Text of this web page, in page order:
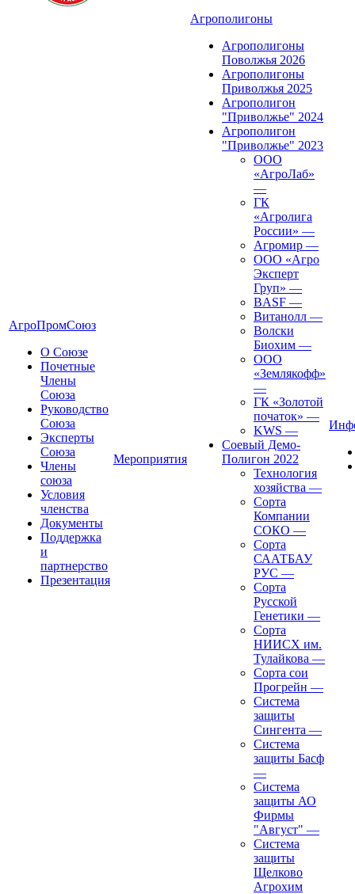
АгроПромСоюз
О Союзе
Почетные
Члены
Союза
Руководство
Союза
Эксперты
Союза
Члены
союза
Условия
членства
Документы
Поддержка
и
партнерство
Презентация
Мероприятия
Агрополигоны
Агрополигоны
Поволжья 2026
Агрополигоны
Приволжья 2025
Агрополигон
"Приволжье" 2024
Агрополигон
"Приволжье" 2023
ООО
«АгроЛаб»
—
ГК
«Агролига
России» —
Агромир —
ООО «Агро
Эксперт
Груп» —
BASF —
Витанолл —
Волски
Биохим —
ООО
«Землякофф»
—
ГК «Золотой
початок» —
KWS —
Соевый Демо-
Полигон 2022
Технология
хозяйства —
Сорта
Компании
СОКО —
Сорта
СААТБАУ
РУС —
Сорта
Русской
Генетики —
Сорта
НИИСХ им.
Тулайкова —
Сорта сои
Прогрейн —
Система
защиты
Сингента —
Система
защиты Басф
—
Система
защиты АО
Фирмы
"Август" —
Система
защиты
Щелково
Агрохим